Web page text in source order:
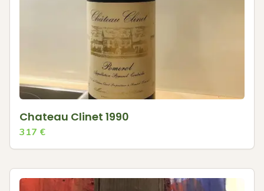
Chateau Clinet 1990
317 €